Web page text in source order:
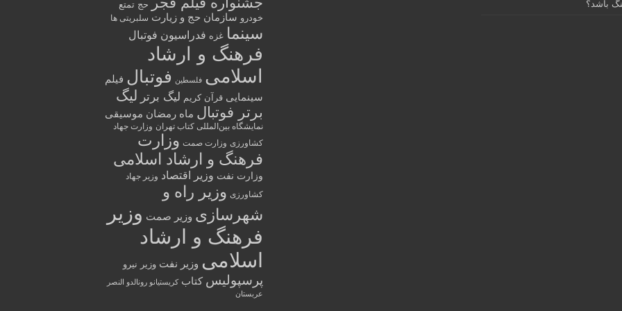
باشد؟
حج تمتع
خودرو سازمان حج و زیارت سلبریتی ها
سینما غزه فدراسیون فوتبال
فرهنگ و ارشاد
اسلامی فلسطین فوتبال فیلم
سینمایی قرآن کریم لیگ برتر لیگ
برتر فوتبال ماه رمضان موسیقی
نمایشگاه بین‌المللی کتاب تهران وزارت جهاد
کشاورزی وزارت صمت وزارت
فرهنگ و ارشاد اسلامی
وزارت نفت وزیر اقتصاد وزیر جهاد
کشاورزی وزیر راه و
شهرسازی وزیر صمت وزیر
فرهنگ و ارشاد
اسلامی وزیر نفت وزیر نیرو
پرسپولیس کتاب کریستیانو رونالدو النصر
عربستان